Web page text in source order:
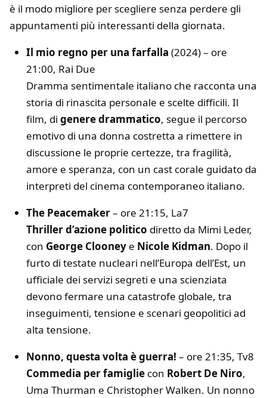
è il modo migliore per scegliere senza perdere gli
appuntamenti più interessanti della giornata.
Il mio regno per una farfalla (2024) – ore
21:00, Rai Due
Dramma sentimentale italiano che racconta una
storia di rinascita personale e scelte difficili. Il
film, di genere drammatico, segue il percorso
emotivo di una donna costretta a rimettere in
discussione le proprie certezze, tra fragilità,
amore e speranza, con un cast corale guidato da
interpreti del cinema contemporaneo italiano.
The Peacemaker– ore 21:15, La7
Thriller d’azione politico diretto da Mimi Leder,
con George Clooney e Nicole Kidman. Dopo il
furto di testate nucleari nell’Europa dell’Est, un
ufficiale dei servizi segreti e una scienziata
devono fermare una catastrofe globale, tra
inseguimenti, tensione e scenari geopolitici ad
alta tensione.
Nonno, questa volta è guerra! – ore 21:35, Tv8
Commedia per famiglie con Robert De Niro,
Uma Thurman e Christopher Walken. Un nonno